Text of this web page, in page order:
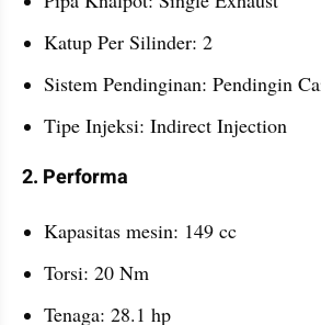
Katup Per Silinder: 2
Sistem Pendinginan: Pendingin
Tipe Injeksi: Indirect Injection
2. Performa
Kapasitas mesin: 149 cc
Torsi: 20 Nm
Tenaga: 28.1 hp